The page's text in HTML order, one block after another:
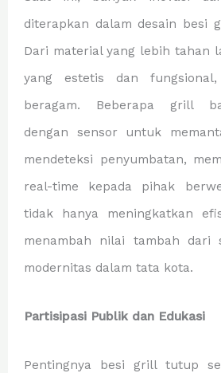
diterapkan dalam desain besi
Dari material yang lebih tahan
yang estetis dan
beragam. Beberapa grill
dengan sensor untuk
mendeteksi penyumbatan,
real-time kepada pihak
tidak hanya meningkatkan
menambah nilai tambah dari
modernitas dalam tata kota.
Partisipasi Publik dan Edukasi
Pentingnya besi grill tutup